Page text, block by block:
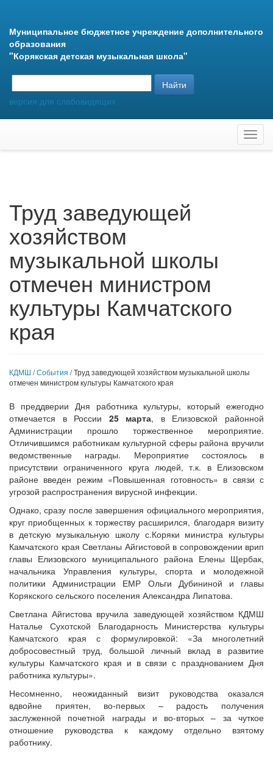
Муниципальное бюджетное учреждение дополнительного
образования
"Корякская детская музыкальная школа"
версия для слабовидящих
Труд заведующей
хозяйством
музыкальной школы
отмечен министром
культуры Камчатского
края
КДМШ /События / Труд заведующей хозяйством музыкальной школы
отмечен министром культуры Камчатского края
В преддверии Дня работника культуры, который ежегодно
отмечается в России 25 марта, в Елизовской районной
Администрации прошло торжественное мероприятие.
Отличившимся работникам культурной сферы района вручили
ведомственные награды. Мероприятие состоялось в
присутствии ограниченного круга людей, т.к. в Елизовском
районе введен режим «Повышенная готовность» в связи с
угрозой распространения вирусной инфекции.
Однако, сразу после завершения официального мероприятия,
круг приобщенных к торжеству расширился, благодаря визиту
в детскую музыкальную школу с.Коряки министра культуры
Камчатского края Светланы Айгистовой в сопровождении врип
главы Елизовского муниципального района Елены Щербак,
начальника Управления культуры, спорта и молодежной
политики Администрации ЕМР Ольги Дубининой и главы
Корякского сельского поселения Александра Липатова.
Светлана Айгистова вручила заведующей хозяйством КДМШ
Наталье Сухотской Благодарность Министерства культуры
Камчатского края с формулировкой: «За многолетний
добросовестный труд, большой личный вклад в развитие
культуры Камчатского края и в связи с празднованием Дня
работника культуры».
Несомненно, неожиданный визит руководства оказался
вдвойне приятен, во-первых – радость получения
заслуженной почетной награды и во-вторых – за чуткое
отношение руководства к каждому отдельно взятому
работнику.